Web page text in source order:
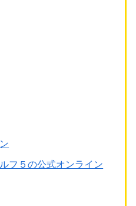
フ５の公式オンライン